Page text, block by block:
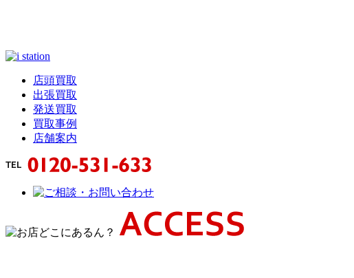
店頭買取
出張買取
発送買取
買取事例
店舗案内